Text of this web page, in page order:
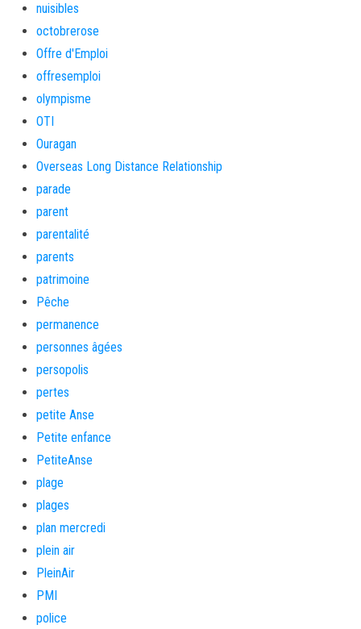
nuisibles
octobrerose
Offre d'Emploi
offresemploi
olympisme
OTI
Ouragan
Overseas Long Distance Relationship
parade
parent
parentalité
parents
patrimoine
Pêche
permanence
personnes âgées
persopolis
pertes
petite Anse
Petite enfance
PetiteAnse
plage
plages
plan mercredi
plein air
PleinAir
PMI
police